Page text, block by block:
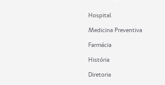
Hospital
Medicina Preventiva
Farmácia
História
Diretoria